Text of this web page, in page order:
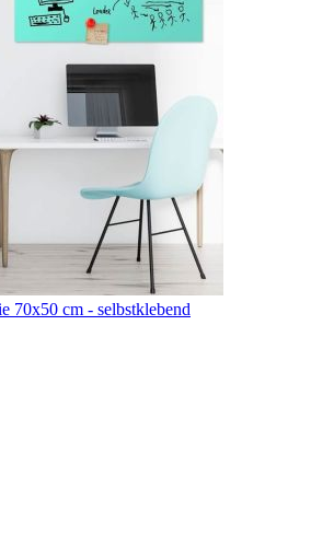
70x50 cm - selbstklebend